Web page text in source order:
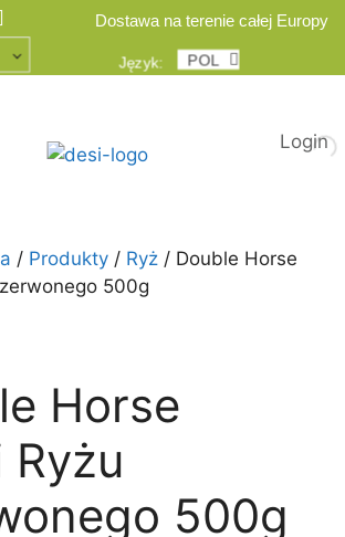
Dostawa na terenie całej Europy
Język: POL
ENG
Login
/ Produkty / Ryż / Double Horse
500g
Horse
Ryżu
500g